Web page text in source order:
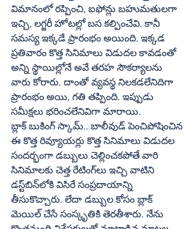
విమానంలో రప్పించి, ఐఫోన్లు బహుమతులగా
ఇచ్చి, లగ్జరీ హోటల్లో బస కల్పించేవి. కానీ
సమస్య ఇక్కడే ప్రారంభం అయింది. ఇక్కడ
ప్రతివారం కొత్త సినిమాలు విడుదల కావడంతో
అన్ని స్థాయిల్లోనే అవే తరహ సౌకర్యాలను
వారు కోరారు. దాంతో వ్యవస్థ నిలకడలేనిదిగా
ప్రారంభం అయి, గతి తప్పింది. ఇప్పుడు
సమీక్షలు భరించలేనివిగా మారాయి.
బ్లాక్‌ బుకింగ్‌ స్కామ్‌.. బాలీవుడ్‌ పెంచిపోషించిన
ఈ కొత్త రివ్యూయర్లు కొత్త సినిమాలు విడుదల
సందర్భంగా డబ్బులు చెల్లించకపోతే వారి
సినిమాలకు చెత్త రేటింగ్‌లు ఇచ్చి వాటిని
డస్ట్‌బిన్‌లోకి విసిరే సంప్రదాయాన్ని
తీసుకొచ్చారు. లేదా డబ్బుల కోసం బ్లాక్‌
మెయిల్‌ చేసే సంస్కృతికి తెరతీశారు. నేను